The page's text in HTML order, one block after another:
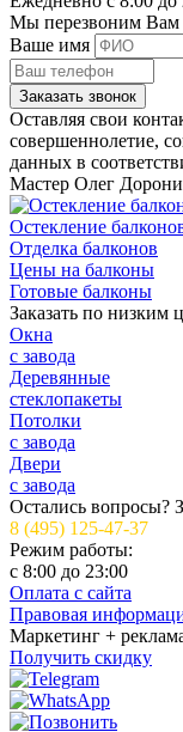
Мы перезвоним Вам
Ваше имя
Заказать звонок
Оставляя свои
совершеннолетие,
данных в
Мастер Олег
Остекление
Отделка балконов
Цены на балконы
Готовые балконы
Заказать по низким
Окна
с завода
Деревянные
стеклопакеты
Потолки
с завода
Двери
с завода
Остались вопросы?
8 (495) 125-47-37
Режим работы:
c 8:00 до 23:00
Оплата с сайта
Правовая
Маркетинг +
Получить скидку